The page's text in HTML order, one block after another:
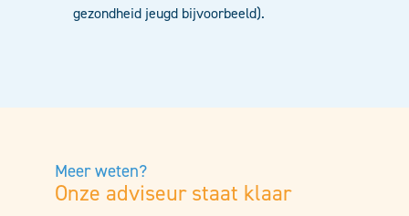
gezondheid jeugd bijvoorbeeld).
Meer weten?
Onze adviseur staat klaar